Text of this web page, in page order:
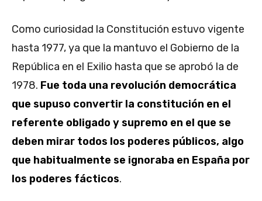
Como curiosidad la Constitución estuvo vigente
hasta 1977, ya que la mantuvo el Gobierno de la
República en el Exilio hasta que se aprobó la de
1978. Fue toda una revolución democrática
que supuso convertir la constitución en el
referente obligado y supremo en el que se
deben mirar todos los poderes públicos, algo
que habitualmente se ignoraba en España por
los poderes fácticos.